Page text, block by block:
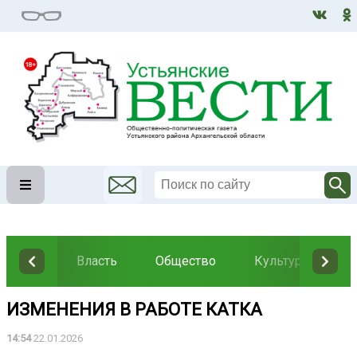
Власть Общество Культура
ИЗМЕНЕНИЯ В РАБОТЕ КАТКА
14:5422.01.2026